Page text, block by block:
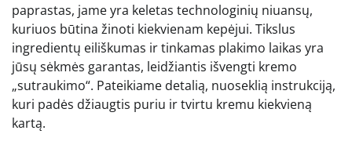
paprastas, jame yra keletas technologinių niuansų,
kuriuos būtina žinoti kiekvienam kepėjui. Tikslus
ingredientų eiliškumas ir tinkamas plakimo laikas yra
jūsų sėkmės garantas, leidžiantis išvengti kremo
„sutraukimo“. Pateikiame detalią, nuoseklią instrukciją,
kuri padės džiaugtis puriu ir tvirtu kremu kiekvieną
kartą.